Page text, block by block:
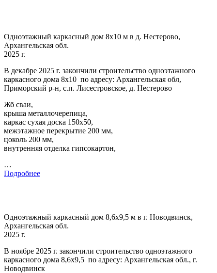
Одноэтажный каркасный дом 8х10 м в д. Нестерово,
Архангельская обл.
2025 г.
В декабре 2025 г. закончили строительство одноэтажного
каркасного дома 8х10 по адресу: Архангельская обл,
Приморский р-н, с.п. Лисестровское, д. Нестерово
Жб сваи,
крыша металлочерепица,
каркас сухая доска 150х50,
межэтажное перекрытие 200 мм,
цоколь 200 мм,
внутренняя отделка гипсокартон,
…
Подробнее
Одноэтажный каркасный дом 8,6х9,5 м в г. Новодвинск,
Архангельская обл.
2025 г.
В ноябре 2025 г. закончили строительство одноэтажного
каркасного дома 8,6х9,5 по адресу: Архангельская обл., г.
Новодвинск